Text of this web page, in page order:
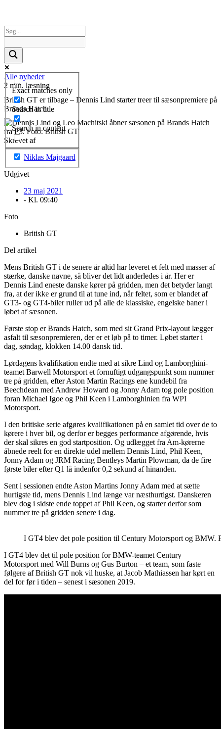
Exact matches only
Search in title
Search in content
Alle nyheder
2 min. læsning
British GT er tilbage – Dennis Lind starter treer til sæsonpremiere på
Brands Hatch
Skrevet af
Niklas Majgaard
Udgivet
23 maj 2021
- Kl. 09:40
Foto
British GT
Del artikel
Mens British GT i de senere år altid har leveret et felt med masser af
stærke, danske navne, så bliver det lidt anderledes i år. Her er
Dennis Lind eneste danske kører på gridden, men det betyder langt
fra, at der ikke er grund til at tune ind, når feltet, som er blandet af
GT3- og GT4-biler ruller ud på alle de klassiske, engelske baner i
løbet af sæsonen.
Første stop er Brands Hatch, som med sit Grand Prix-layout lægger
asfalt til sæsonpremieren, der er et løb på to timer. Løbet starter i
dag, søndag, klokken 14.00 dansk tid.
Lørdagens kvalifikation endte med at sikre Lind og Lamborghini-
teamet Barwell Motorsport et fornuftigt udgangspunkt som nummer
tre på gridden, efter Aston Martin Racings ene kundebil fra
Beechdean med Andrew Howard og Jonny Adam tog pole position
foran Michael Igoe og Phil Keen i Lamborghinien fra WPI
Motorsport.
I den britiske serie afgøres kvalifikationen på en samlet tid over de to
kørere i hver bil, og derfor er begges performance afgørende, hvis
der skal sikres en god startposition. Og udlægget fra Am-kørerne
åbnede reelt for en direkte udel mellem Dennis Lind, Phil Keen,
Jonny Adam og JRM Racing Bentleys Martin Plowman, da de fire
første biler efter Q1 lå indenfor 0,2 sekund af hinanden.
Sent i sessionen endte Aston Martins Jonny Adam med at sætte
hurtigste tid, mens Dennis Lind længe var næsthurtigst. Danskeren
blev dog i sidste ende toppet af Phil Keen, og starter derfor som
nummer tre på gridden senere i dag.
I GT4 blev det pole position til Century Motorsport og BMW.
I GT4 blev det til pole position for BMW-teamet Century
Motorsport med Will Burns og Gus Burton – et team, som faste
følgere af British GT nok vil huske, at Jacob Mathiassen har kørt en
del for før i tiden – senest i sæsonen 2019.